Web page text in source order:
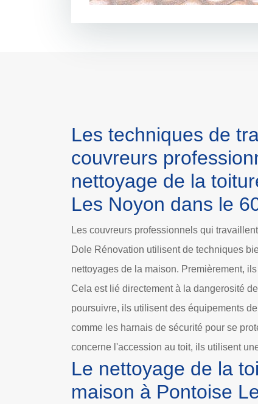
Les techniques de
couvreurs
nettoyage de la
Les Noyon dans le
Les couvreurs professionnels qui
Dole Rénovation utilisent de techniques
nettoyages de la maison. Premièrement,
Cela est lié directement à la dangerosité
poursuivre, ils utilisent des équipements
comme les harnais de sécurité pour se
concerne l'accession au toit, ils utilisent
Le nettoyage de la
maison à Pontoise